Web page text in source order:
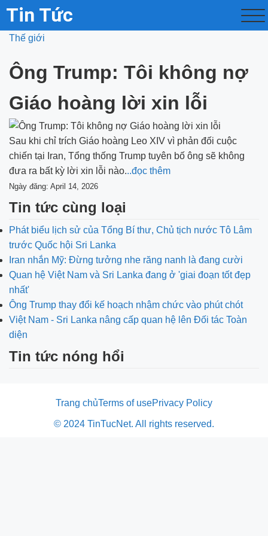
Tin Tức
Thế giới
Ông Trump: Tôi không nợ
Giáo hoàng lời xin lỗi
Sau khi chỉ trích Giáo hoàng Leo XIV vì phản đối cuộc
chiến tại Iran, Tổng thống Trump tuyên bố ông sẽ không
đưa ra bất kỳ lời xin lỗi nào...đọc thêm
Ngày đăng: April 14, 2026
Tin tức cùng loại
Phát biểu lịch sử của Tổng Bí thư, Chủ tịch nước Tô Lâm
trước Quốc hội Sri Lanka
Iran nhắn Mỹ: Đừng tưởng nhe răng nanh là đang cười
Quan hệ Việt Nam và Sri Lanka đang ở 'giai đoạn tốt đẹp
nhất'
Ông Trump thay đổi kế hoạch nhậm chức vào phút chót
Việt Nam - Sri Lanka nâng cấp quan hệ lên Đối tác Toàn
diện
Tin tức nóng hổi
Trang chủTerms of usePrivacy Policy
© 2024 TinTucNet. All rights reserved.